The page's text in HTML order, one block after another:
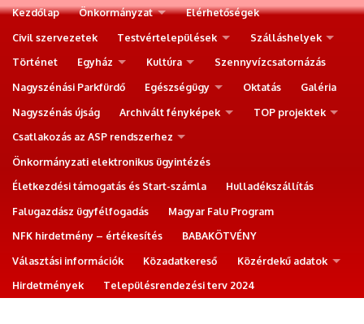
Kezdőlap Önkormányzat
Elérhetőségek
Civil szervezetek
Testvértelepülések
Szálláshelyek
Történet
Egyház Kultúra
Szennyvízcsatornázás
Nagyszénási Parkfürdő
Egészségügy Oktatás
Galéria
Nagyszénás újság
Archivált fényképek
TOP projektek
Csatlakozás az ASP rendszerhez
Önkormányzati elektronikus ügyintézés
Életkezdési támogatás és Start-számla
Hulladékszállítás
Falugazdász ügyfélfogadás
Magyar Falu Program
NFK hirdetmény – értékesítés
BABAKÖTVÉNY
Választási információk
Közadatkereső
Közérdekű adatok
Hirdetmények
Településrendezési terv 2024